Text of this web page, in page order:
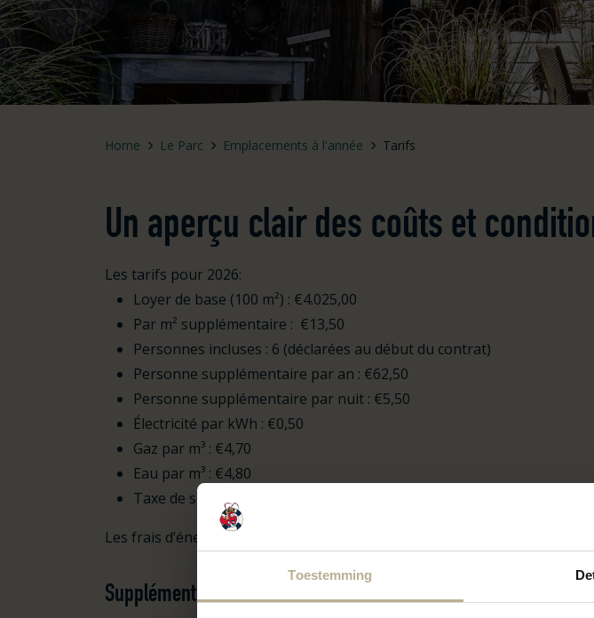
Toestemming
Home Le Parc Emplacements à l'année Tarifs
Un aperçu clair des coûts et
Les tarifs pour 2026:
Loyer de base (100 m²) : €4.025,00
Par m² supplémentaire : €13,50
Personnes incluses : 6 (déclarées au début du contrat)
Personne supplémentaire par an : €62,50
Personne supplémentaire par nuit : €5,50
Électricité par kWh : €0,50
Gaz par m³ : €4,70
Eau par m³ : €4,80
Taxe de séjour 2026: €379,04
Les frais d’énergie sont facturés en novembre selon la consommation.
Suppléments